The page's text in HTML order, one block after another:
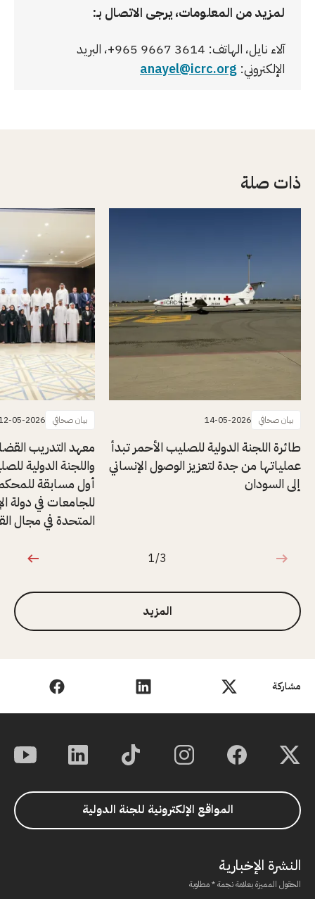
مشاركة
لمزيد من المعلومات، يرجى الاتصال بـ:
آلاء نايل، الهاتف: 3614 9667 965+، البريد
الإلكتروني: anayel@icrc.org
ذات صلة
بيان صحافي 14-05-2026
طائرة اللجنة الدولية للصليب الأحمر تبدأ
عملياتها من جدة لتعزيز الوصول الإنساني
إلى السودان
بيان صحافي 05-2026
معهد التدريب
واللجنة الدولية
أول مسابقة
للجامعات في دولة
المتحدة في مجال
1 من 3
1/3
المزيد
المواقع الإلكترونية للجنة الدولية
النشرة الإخبارية
الحقول المميزة بعلامة نجمة * مطلوبة